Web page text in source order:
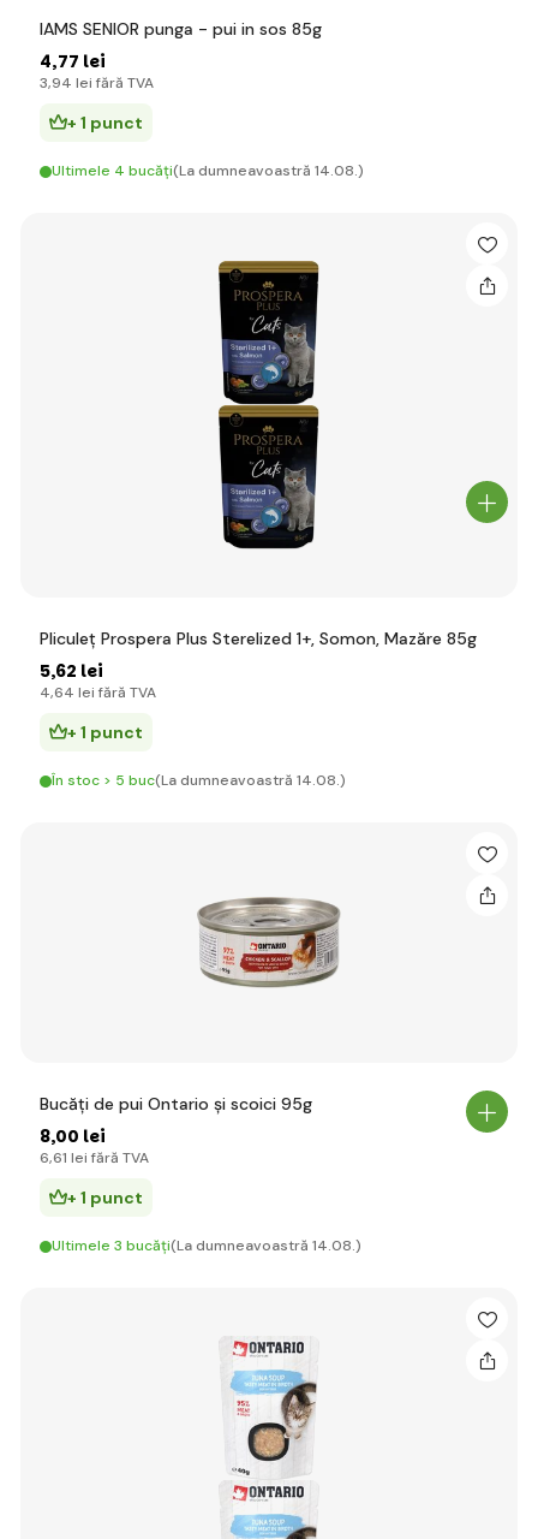
IAMS SENIOR punga - pui in sos 85g
4,77 lei
3,94 lei fără TVA
+ 1 punct
Ultimele 4 bucăți(La dumneavoastră 14.08.)
Pliculeț Prospera Plus Sterelized 1+, Somon, Mazăre 85g
5,62 lei
4,64 lei fără TVA
+ 1 punct
În stoc > 5 buc(La dumneavoastră 14.08.)
Bucăți de pui Ontario și scoici 95g
8,00 lei
6,61 lei fără TVA
+ 1 punct
Ultimele 3 bucăți(La dumneavoastră 14.08.)